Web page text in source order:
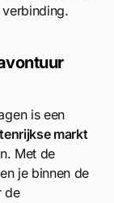
is een
markt
Met de
je binnen de
de